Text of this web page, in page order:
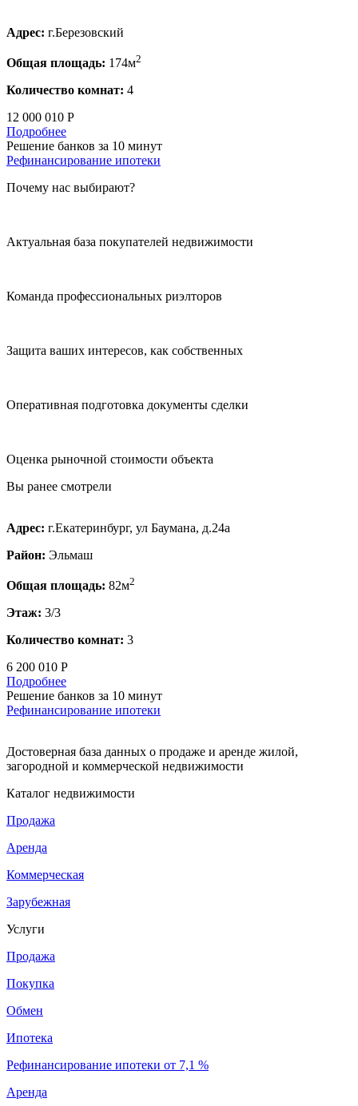
Адрес: г.Березовский
Общая площадь: 174м2
Количество комнат: 4
12 000 010 Р
Подробнее
Решение банков за 10 минут
Рефинансирование ипотеки
Почему нас выбирают?
Актуальная база покупателей недвижимости
Команда профессиональных риэлторов
Защита ваших интересов, как собственных
Оперативная подготовка документы сделки
Оценка рыночной стоимости объекта
Вы ранее смотрели
Адрес: г.Екатеринбург, ул Баумана, д.24а
Район: Эльмаш
Общая площадь: 82м2
Этаж: 3/3
Количество комнат: 3
6 200 010 Р
Подробнее
Решение банков за 10 минут
Рефинансирование ипотеки
Достоверная база данных о продаже и аренде жилой,
загородной и коммерческой недвижимости
Каталог недвижимости
Продажа
Аренда
Коммерческая
Зарубежная
Услуги
Продажа
Покупка
Обмен
Ипотека
Рефинансирование ипотеки от 7,1 %
Аренда